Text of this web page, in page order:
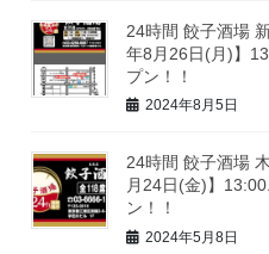
24時間 餃子酒場
年8月26日(月)】
プン！！
2024年8月5日
24時間 餃子酒場
月24日(金)】
ン！！
2024年5月8日